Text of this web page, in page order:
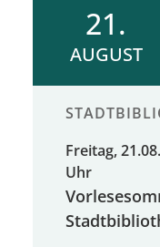
21.
AUGUST
Freitag,
Uhr